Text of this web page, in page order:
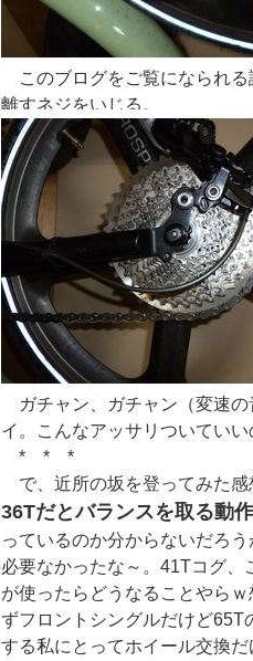
このブログをご覧になられる
離すネジをいじる。
ガチャン、ガチャン（変速
イ。こんなアッサリついてい
* * *
で、近所の坂を登ってみた
36Tだとバランスを取る動
っているのか分からないだろ
必要なかったな～。41Tコグ
が使ったらどうなることやら
ずフロントシングルだけど65T
する私にとってホイール交換